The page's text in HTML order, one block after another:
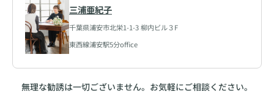
三浦亜紀子
千葉県浦安市北栄1-1-3 柳内ビル３F
東西線浦安駅5分office
無理な勧誘は一切ございません。お気軽にご相談ください。